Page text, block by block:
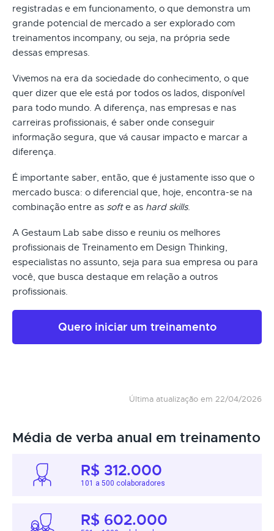
registradas e em funcionamento, o que demonstra um
grande potencial de mercado a ser explorado com
treinamentos incompany, ou seja, na própria sede
dessas empresas.
Vivemos na era da sociedade do conhecimento, o que
quer dizer que ele está por todos os lados, disponível
para todo mundo. A diferença, nas empresas e nas
carreiras profissionais, é saber onde conseguir
informação segura, que vá causar impacto e marcar a
diferença.
É importante saber, então, que é justamente isso que o
mercado busca: o diferencial que, hoje, encontra-se na
combinação entre as softe as hard skills.
A Gestaum Lab sabe disso e reuniu os melhores
profissionais de Treinamento em Design Thinking,
especialistas no assunto, seja para sua empresa ou para
você, que busca destaque em relação a outros
profissionais.
Quero iniciar um treinamento
Última atualização em 22/04/2026
Média de verba anual em treinamento
R$ 312.000
101 a 500 colaboradores
R$ 602.000